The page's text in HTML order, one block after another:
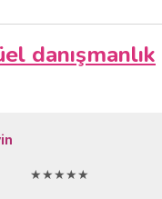
danışmanlık
★★★★★